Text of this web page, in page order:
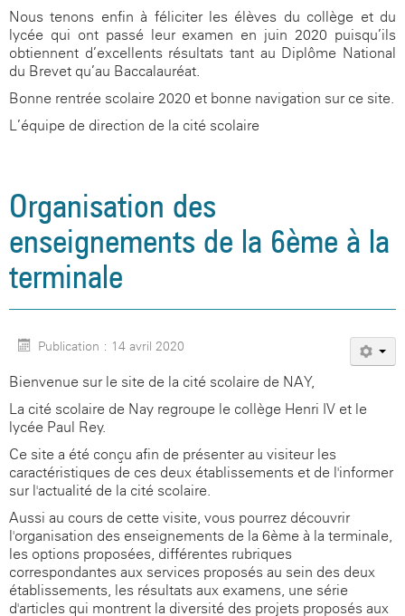
Nous tenons enfin à féliciter les élèves du collège et du
lycée qui ont passé leur examen en juin 2020 puisqu’ils
obtiennent d’excellents résultats tant au Diplôme National
du Brevet qu’au Baccalauréat.
Bonne rentrée scolaire 2020 et bonne navigation sur ce site.
L’équipe de direction de la cité scolaire
Organisation des
enseignements de la 6ème à la
terminale
Publication : 14 avril 2020
Bienvenue sur le site de la cité scolaire de NAY,
La cité scolaire de Nay regroupe le collège Henri IV et le
lycée Paul Rey.
Ce site a été conçu afin de présenter au visiteur les
caractéristiques de ces deux établissements et de l'informer
sur l'actualité de la cité scolaire.
Aussi au cours de cette visite, vous pourrez découvrir
l'organisation des enseignements de la 6ème à la terminale,
les options proposées, différentes rubriques
correspondantes aux services proposés au sein des deux
établissements, les résultats aux examens, une série
d'articles qui montrent la diversité des projets proposés aux